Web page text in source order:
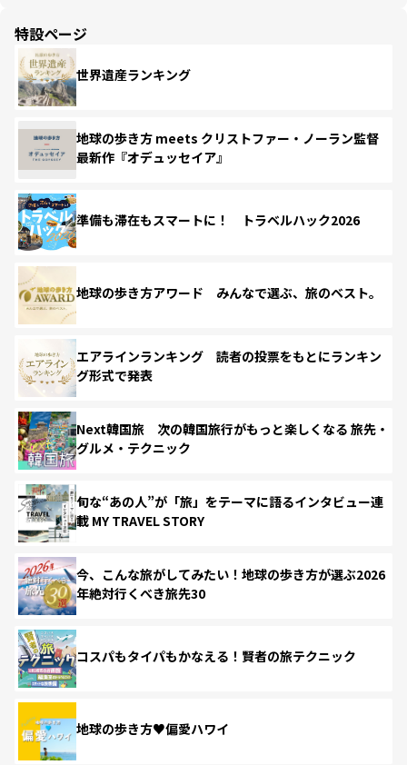
特設ページ
世界遺産ランキング
地球の歩き方 meets クリストファー・ノーラン監督
最新作『オデュッセイア』
準備も滞在もスマートに！ トラベルハック2026
地球の歩き方アワード みんなで選ぶ、旅のベスト。
エアラインランキング 読者の投票をもとにランキン
グ形式で発表
Next韓国旅 次の韓国旅行がもっと楽しくなる 旅先・
グルメ・テクニック
旬な“あの人”が「旅」をテーマに語るインタビュー連
載 MY TRAVEL STORY
今、こんな旅がしてみたい！地球の歩き方が選ぶ2026
年絶対行くべき旅先30
コスパもタイパもかなえる！賢者の旅テクニック
地球の歩き方♥偏愛ハワイ